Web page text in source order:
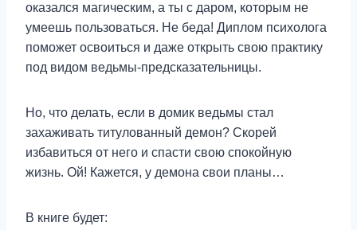
оказался магическим, а ты с даром, которым не
умеешь пользоваться. Не беда! Диплом психолога
поможет освоиться и даже открыть свою практику
под видом ведьмы-предсказательницы.
Но, что делать, если в домик ведьмы стал
захаживать титулованный демон? Скорей
избавиться от него и спасти свою спокойную
жизнь. Ой! Кажется, у демона свои планы…
В книге будет: